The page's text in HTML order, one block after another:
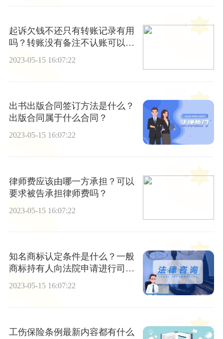
起诉欠钱不还只有转账记录有用
吗？转账没有备注不认账可以
吗？
2023-05-15 16:07:22
出书出版合同签订方法是什么？
出版合同属于什么合同？
2023-05-15 16:07:22
律师费应该由哪一方承担？可以
要求被告承担律师费吗？
2023-05-15 16:07:22
知名商标认定条件是什么？一般
商标持有人向法院申请进行司法
鉴定吗？
2023-05-15 16:07:22
工伤保险条例最新内容都有什么